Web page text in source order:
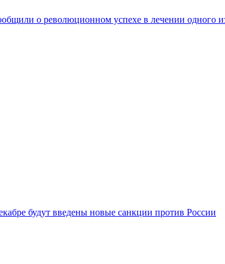
о революционном успехе в лечении одного
будут введены новые санкции против России